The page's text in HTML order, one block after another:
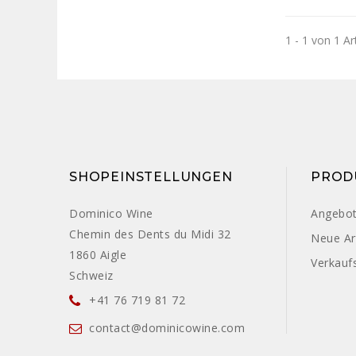
1 - 1 von 1
SHOPEINSTELLUNGEN
Dominico Wine
Chemin des Dents du Midi 32
1860 Aigle
Schweiz
+41 76 719 81 72
contact@dominicowine.com
Neue